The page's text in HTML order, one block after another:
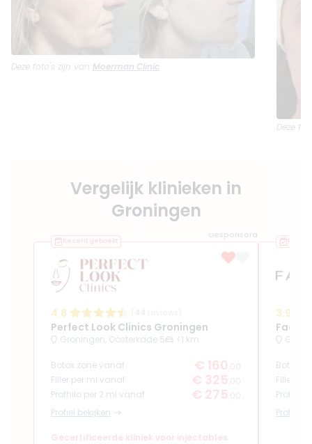
Deze foto's zijn van Moerman Clinic
Deze
Vergelijk klinieken in
Groningen
Gesponsord
Recent geboekt
4.8
Perfect Look Clinics Groningen
Groningen, Oosterkade 5 <1 km
Botox zone vanaf € 160 ,00
Filler per ml vanaf
€ 325 ,00
Profhilo per 2 ml vanaf
€ 275 ,00
Profiel bekijken
Gecertificeerde kliniek voor injectables
3.9
Botox
Filler
Profhilo
Profiel